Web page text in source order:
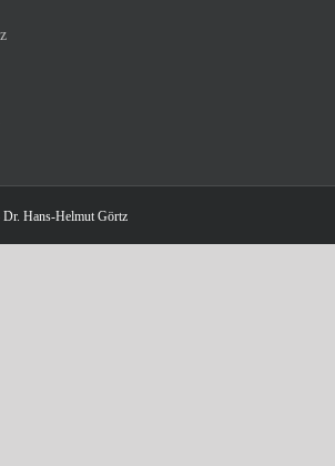
Hans-Helmut Görtz